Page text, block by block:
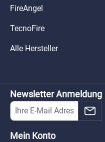
FireAngel
TecnoFire
Alle Hersteller
Newsletter Anmeldung
Mein Konto